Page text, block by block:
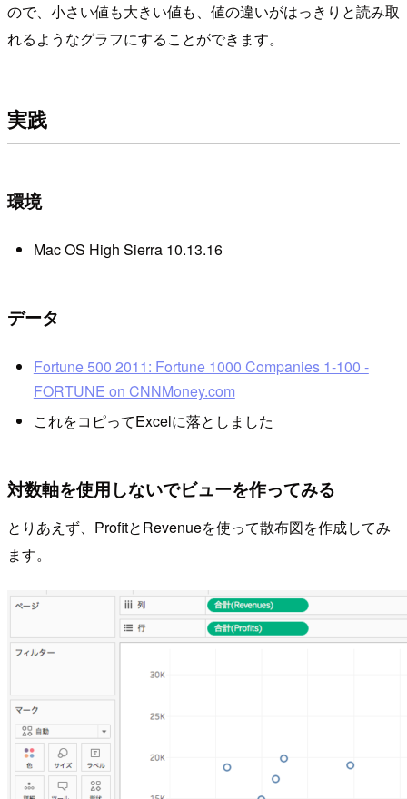
ので、小さい値も大きい値も、値の違いがはっきりと読み取
れるようなグラフにすることができます。
実践
環境
Mac OS High Sierra 10.13.16
データ
Fortune 500 2011: Fortune 1000 Companies 1-100 -
FORTUNE on CNNMoney.com
これをコピってExcelに落としました
対数軸を使用しないでビューを作ってみる
とりあえず、ProfitとRevenueを使って散布図を作成してみ
ます。